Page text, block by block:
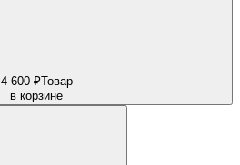
4 600 ₽Товар
в корзине